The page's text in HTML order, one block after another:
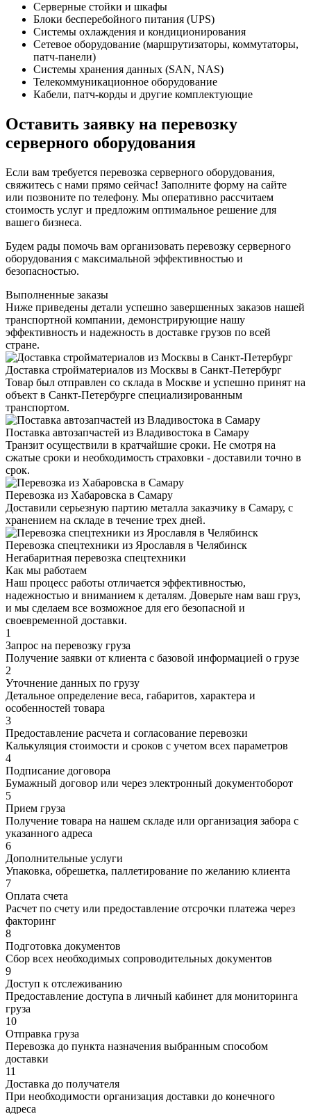
Серверные стойки и шкафы
Блоки бесперебойного питания (UPS)
Системы охлаждения и кондиционирования
Сетевое оборудование (маршрутизаторы, коммутаторы,
патч-панели)
Системы хранения данных (SAN, NAS)
Телекоммуникационное оборудование
Кабели, патч-корды и другие комплектующие
Оставить заявку на перевозку
серверного оборудования
Если вам требуется перевозка серверного оборудования,
свяжитесь с нами прямо сейчас! Заполните форму на сайте
или позвоните по телефону. Мы оперативно рассчитаем
стоимость услуг и предложим оптимальное решение для
вашего бизнеса.
Будем рады помочь вам организовать перевозку серверного
оборудования с максимальной эффективностью и
безопасностью.
Выполненные заказы
Ниже приведены детали успешно завершенных заказов нашей
транспортной компании, демонстрирующие нашу
эффективность и надежность в доставке грузов по всей
стране.
Доставка стройматериалов из Москвы в Санкт-Петербург
Товар был отправлен со склада в Москве и успешно принят на
объект в Санкт-Петербурге специализированным
транспортом.
Поставка автозапчастей из Владивостока в Самару
Транзит осуществили в кратчайшие сроки. Не смотря на
сжатые сроки и необходимость страховки - доставили точно в
срок.
Перевозка из Хабаровска в Самару
Доставили серьезную партию металла заказчику в Самару, с
хранением на складе в течение трех дней.
Перевозка спецтехники из Ярославля в Челябинск
Негабаритная перевозка спецтехники
Как мы работаем
Наш процесс работы отличается эффективностью,
надежностью и вниманием к деталям. Доверьте нам ваш груз,
и мы сделаем все возможное для его безопасной и
своевременной доставки.
1
Запрос на перевозку груза
Получение заявки от клиента с базовой информацией о грузе
2
Уточнение данных по грузу
Детальное определение веса, габаритов, характера и
особенностей товара
3
Предоставление расчета и согласование перевозки
Калькуляция стоимости и сроков с учетом всех параметров
4
Подписание договора
Бумажный договор или через электронный документоборот
5
Прием груза
Получение товара на нашем складе или организация забора с
указанного адреса
6
Дополнительные услуги
Упаковка, обрешетка, паллетирование по желанию клиента
7
Оплата счета
Расчет по счету или предоставление отсрочки платежа через
факторинг
8
Подготовка документов
Сбор всех необходимых сопроводительных документов
9
Доступ к отслеживанию
Предоставление доступа в личный кабинет для мониторинга
груза
10
Отправка груза
Перевозка до пункта назначения выбранным способом
доставки
11
Доставка до получателя
При необходимости организация доставки до конечного
адреса